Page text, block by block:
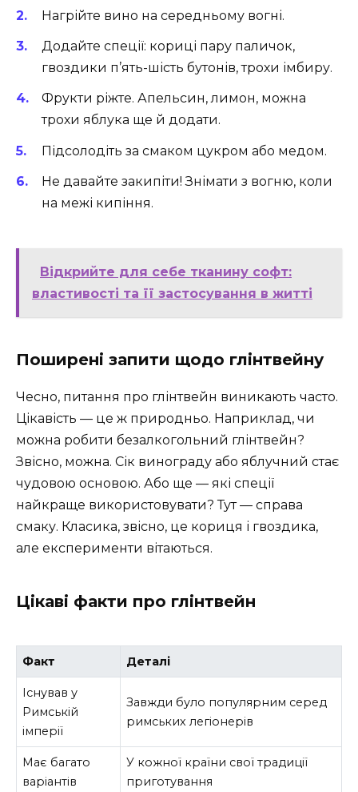
Нагрійте вино на середньому вогні.
Додайте спеції: кориці пару паличок,
гвоздики п’ять-шість бутонів, трохи імбиру.
Фрукти ріжте. Апельсин, лимон, можна
трохи яблука ще й додати.
Підсолодіть за смаком цукром або медом.
Не давайте закипіти! Знімати з вогню, коли
на межі кипіння.
Відкрийте для себе тканину софт:
властивості та її застосування в житті
Поширені запити щодо глінтвейну
Чесно, питання про глінтвейн виникають часто.
Цікавість — це ж природньо. Наприклад, чи
можна робити безалкогольний глінтвейн?
Звісно, можна. Сік винограду або яблучний стає
чудовою основою. Або ще — які спеції
найкраще використовувати? Тут — справа
смаку. Класика, звісно, це кориця і гвоздика,
але експерименти вітаються.
Цікаві факти про глінтвейн
Факт Деталі
Існував у
Римській
імперії
Завжди було популярним серед
римських легіонерів
Має багато
варіантів
У кожної країни свої традиції
приготування